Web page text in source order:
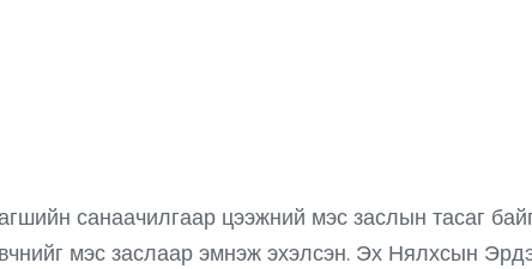
санаачилгаар цээжний мэс заслын тасаг
мэс заслаар эмнэж эхэлсэн. Эх Нялхсын